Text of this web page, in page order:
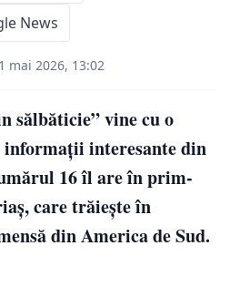
News
mai 2026, 13:02
sălbăticie” vine cu o
informații interesante din
16 îl are în prim-
care trăiește în
din America de Sud.